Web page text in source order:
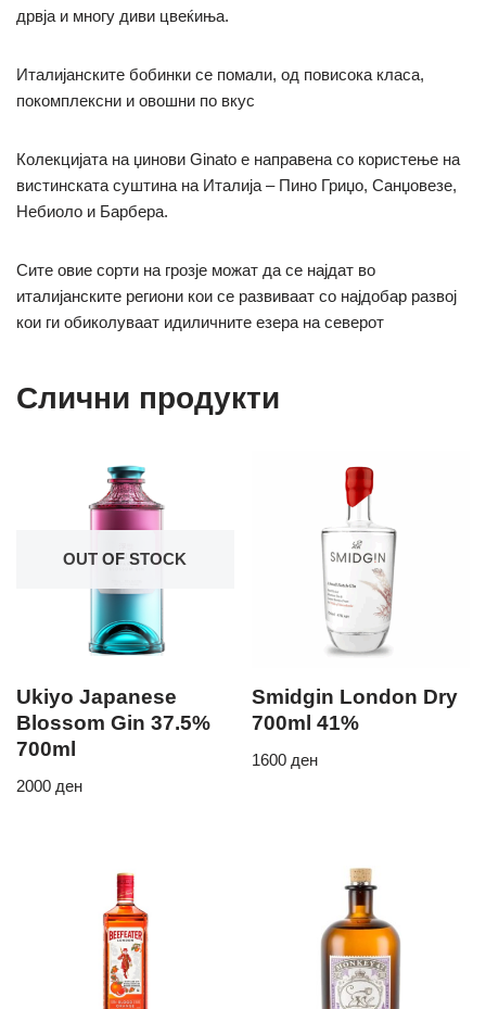
дрвја и многу диви цвеќиња.
Италијанските бобинки се помали, од повисокa класа,
покомплексни и овошни по вкус
Колекцијата на џинови Ginato е направена со користење на
вистинската суштина на Италија – Пино Гриџо, Санџовезе,
Небиоло и Барбера.
Сите овие сорти на грозје можат да се најдат во
италијанските региони кои се развиваат со најдобар развој
кои ги обиколуваат идиличните езера на северот
Слични продукти
OUT OF STOCK
Ukiyo Japanese
Blossom Gin 37.5%
700ml
2000 ден
Smidgin London Dry
700ml 41%
1600 ден